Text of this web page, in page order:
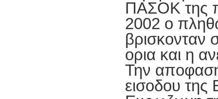
ΠΑΣΟΚ της
2002 ο
βρισκονταν
ορια και η
Την
εισοδου της